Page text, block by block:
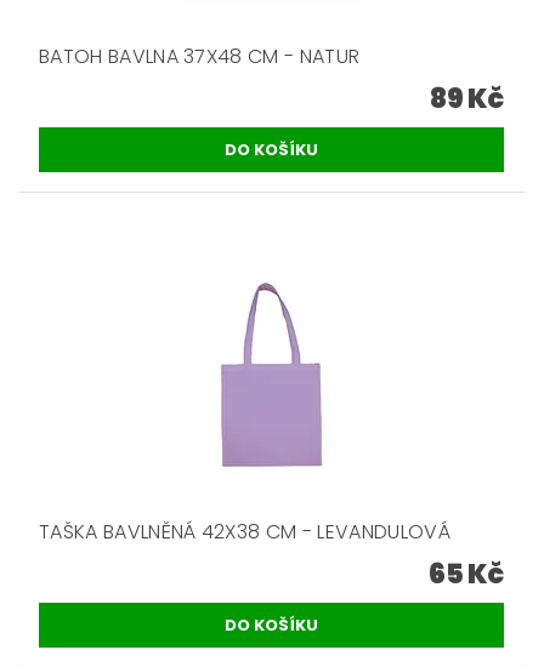
BATOH BAVLNA 37X48 CM - NATUR
89 Kč
TAŠKA BAVLNĚNÁ 42X38 CM - LEVANDULOVÁ
65 Kč